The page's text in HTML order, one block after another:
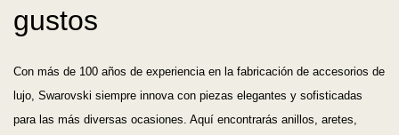
gustos
Con más de 100 años de experiencia en la fabricación de accesorios de
lujo, Swarovski siempre innova con piezas elegantes y sofisticadas
para las más diversas ocasiones. Aquí encontrarás anillos, aretes,